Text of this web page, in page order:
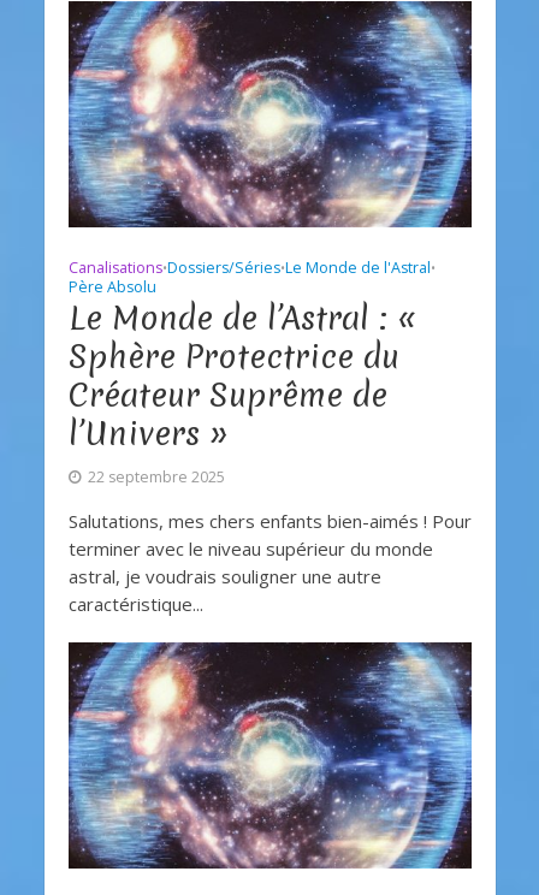
Canalisations•Dossiers/Séries•Le Monde de l'Astral•
Père Absolu
Le Monde de l’Astral : «
Sphère Protectrice du
Créateur Suprême de
l’Univers »
22 septembre 2025
Salutations, mes chers enfants bien-aimés ! Pour
terminer avec le niveau supérieur du monde
astral, je voudrais souligner une autre
caractéristique...